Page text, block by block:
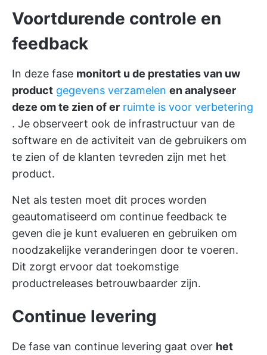
Voortdurende controle en
feedback
In deze fase monitort u de prestaties van uw
product gegevens verzamelen en analyseer
deze om te zien of er ruimte is voor verbetering
. Je observeert ook de infrastructuur van de
software en de activiteit van de gebruikers om
te zien of de klanten tevreden zijn met het
product.
Net als testen moet dit proces worden
geautomatiseerd om continue feedback te
geven die je kunt evalueren en gebruiken om
noodzakelijke veranderingen door te voeren.
Dit zorgt ervoor dat toekomstige
productreleases betrouwbaarder zijn.
Continue levering
De fase van continue levering gaat over het